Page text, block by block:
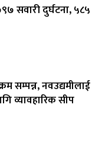
सवारी दुर्घटना, ५८५
सम्पन्न, नवउद्यमीलाई
व्यावहारिक सीप